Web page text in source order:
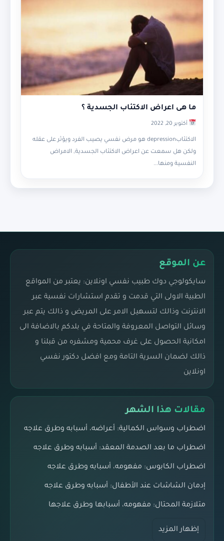
ما هى اعراض الاكتئاب الجسدية ؟
أكتوبر 20, 2022
الاكتئابdepression هو مرض نفسي يصيب الفرد ويؤثر على عقله
ولكن هل سمعت عن اعراض الاكتئاب الجسدية, الامراض
النفسية ومنها...
عن الموقع
سايكولوجي دوك طبيب نفسي اونلاين: يعتبر من المواقع
الطبية الاولى التي قدمت و تقدم استشارات نفسية عبر
الانترنت وذالك لتسهيل الامر على المريض و ذالك يتم عبر
وسائل التواصل المعروفة والمتاحة في بلدكم بالاضافة الى
امكانية الحصول على غرف محمية ومشفره من قبلنا و
ذالك لضمان السرية التامة ومع افضل دكتور نفسي
اونلاين
مقالات هذا الشهر
اضطراب وسواس الكمالية: أعراضه، أسبابه وطرق علاجه
اضطراب ما بعد الصدمة المعقد: أسبابه وطرق علاجه
اضطراب الكابوس: مفهومه، أسبابه وطرق علاجه
إدمان الشاشات عند الأطفال: أسبابه وطرق علاجه
متلازمة المحتال: مفهومه، أسبابها وطرق علاجها
إظهار المزيد